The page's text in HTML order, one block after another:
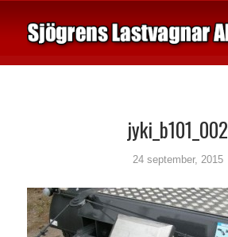
jyki_b101_002
24 september, 2015